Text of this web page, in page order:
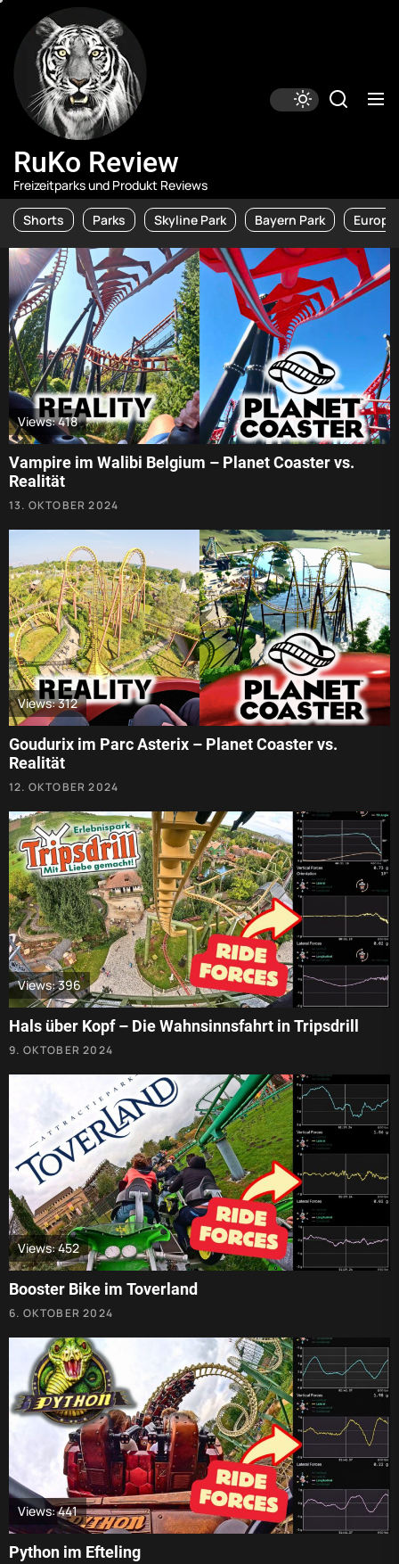
the
content
RuKo Review
Freizeitparks und Produkt Reviews
Shorts Parks Skyline Park Bayern Park Europa
Views: 418
Vampire im Walibi Belgium – Planet Coaster vs.
Realität
13. OKTOBER 2024
Views: 312
Goudurix im Parc Asterix – Planet Coaster vs.
Realität
12. OKTOBER 2024
Views: 396
Hals über Kopf – Die Wahnsinnsfahrt in Tripsdrill
9. OKTOBER 2024
Views: 452
Booster Bike im Toverland
6. OKTOBER 2024
Views: 441
Python im Efteling